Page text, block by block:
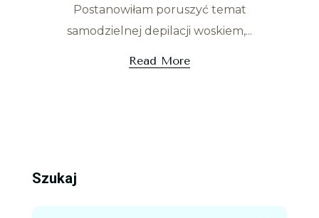
Postanowiłam poruszyć temat
samodzielnej depilacji woskiem,...
Read More
Szukaj